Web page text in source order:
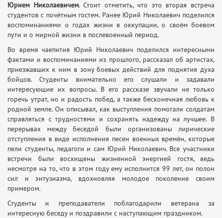
Юрием Николаевичем. Стоит отметить, что это вторая встреча
студентов с почётным гостем. Ранее Юрий Николаевич поделился
воспоминаниями о годах жизни в оккупации, о своём боевом
пути и о мирной жизни в послевоенный период.
Во время чаепития Юрий Николаевич поделился интересными
фактами и воспоминаниями из прошлого, рассказал об артистах,
приезжавших к ним в зону боевых действий для поднятия духа
бойцов. Студенты внимательно его слушали и задавали
интересующие их вопросы. В его рассказе звучали не только
горечь утрат, но и радость побед, а также бесконечная любовь к
родной земле. Он описывал, как выступления помогали солдатам
справляться с трудностями и сохранять надежду на лучшее. В
перерывах между беседой были организованы лирические
отступления в виде исполнения песен военных времён, которые
пели студенты, педагоги и сам Юрий Николаевич. Все участники
встречи были восхищены жизненной энергией гостя, ведь
несмотря на то, что в этом году ему исполнится 99 лет, он полон
сил и энтузиазма, вдохновляя молодое поколение своим
примером.
Студенты и преподаватели поблагодарили ветерана за
интересную беседу и поздравили с наступающим праздником.